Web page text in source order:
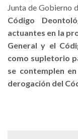
Junta de Gobierno
Código
actuantes en la
General y el
como supletorio
se contemplen
derogación del